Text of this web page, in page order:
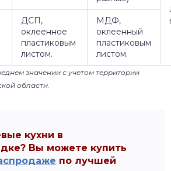
ДСП,
оклеенное
пластиковым
листом.
МДФ,
оклеенный
пластиковым
листом.
значении с учетом территории
области.
кухни в
Вы можете купить
по лучшей